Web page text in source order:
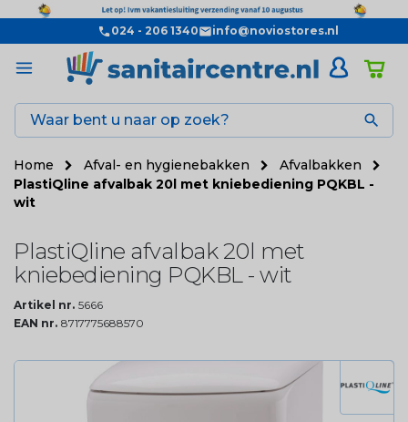
024 - 206 1340 info@noviostores.nl

Home Afval- en hygienebakken
Afvalbakken
PlastiQline afvalbak 20l met kniebediening PQKBL -
wit
PlastiQline afvalbak 20l met
kniebediening PQKBL - wit
Artikel nr. 5666
EAN nr. 8717775688570